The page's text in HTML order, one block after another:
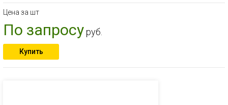
Цена за шт
По запросуруб.
Купить